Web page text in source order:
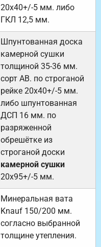
20х40+/-5 мм. либо
ГКЛ 12,5 мм.
Шпунтованная доска
камерной сушки
толщиной 35-36 мм.
сорт АВ. по строганой
рейке 20х40+/-5 мм.
либо шпунтованная
ДСП 16 мм. по
разряженной
обрешётке из
строганой доски
камерной сушки
20х95+/-5 мм.
Минеральная вата
Knauf 150/200 мм.
согласно выбранной
толщине утепления.